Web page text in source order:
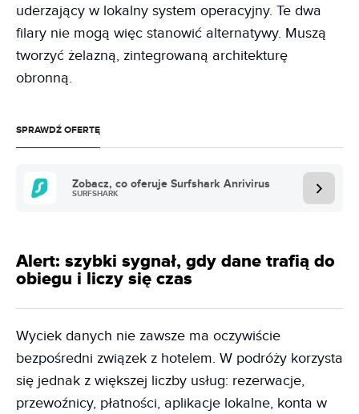
uderzający w lokalny system operacyjny. Te dwa
filary nie mogą więc stanowić alternatywy. Muszą
tworzyć żelazną, zintegrowaną architekturę
obronną.
SPRAWDŹ OFERTĘ
Zobacz, co oferuje Surfshark Anrivirus
SURFSHARK
Alert: szybki sygnał, gdy dane trafią do
obiegu i liczy się czas
Wyciek danych nie zawsze ma oczywiście
bezpośredni związek z hotelem. W podróży korzysta
się jednak z większej liczby usług: rezerwacje,
przewoźnicy, płatności, aplikacje lokalne, konta w